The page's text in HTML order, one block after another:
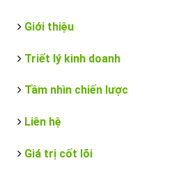
Giới thiệu
Triết lý kinh doanh
Tầm nhìn chiến lược
Liên hệ
Giá trị cốt lõi